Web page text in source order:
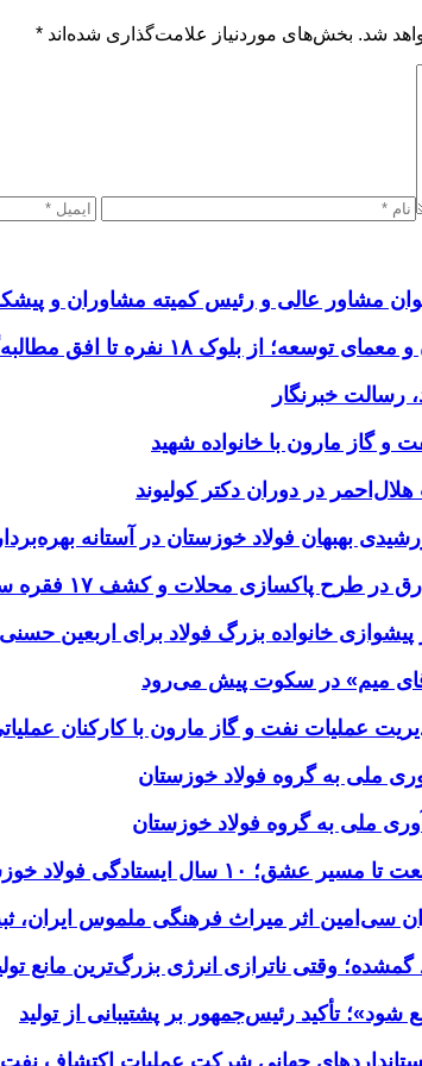
شد. بخش‌های موردنیاز علامت‌گذاری شده‌اند *
مشاور عالی و رئیس کمیته مشاوران و
از بلوک ۱۸ نفره تا افق مطالبه‌گری
رسالت خبرنگار
و گاز مارون با خانواده شهید
در دوران دکتر کولیوند
بهبهان فولاد خوزستان در آستانه
خانواده بزرگ فولاد برای اربعین حسنی
میم» در سکوت پیش می‌رود
عملیات نفت و گاز مارون با کارکنان
ملی به گروه فولاد خوزستان
ملی به گروه فولاد خوزستان
ایستادگی فولاد خوزستان در مرز چذابه
سی‌امین اثر میراث‌ فرهنگی ملموس ایران،
شود»؛ تأکید رئیس‌جمهور بر پشتیبانی از تولید